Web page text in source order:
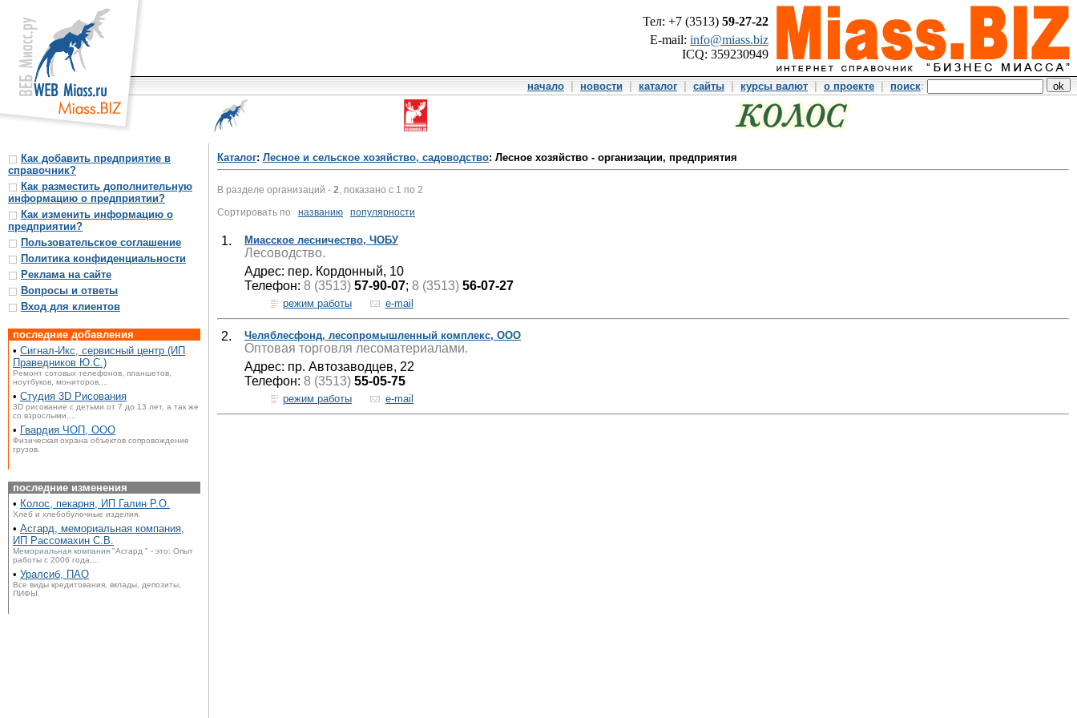
Тел: +7 (3513) 59-27-22
E-mail: info@miass.biz
ICQ: 359230949
начало новости каталог| сайты курсы валют о проекте поиск:
Как добавить предприятие в
справочник?
Как разместить дополнительную
информацию о предприятии?
Как изменить информацию о
предприятии?
Пользовательское соглашение
Политика конфиденциальности
Реклама на сайте
Вопросы и ответы
Вход для клиентов
последние добавления
• Сигнал-Икс, сервисный центр (ИП
Праведников Ю.С.)
Ремонт сотовых телефонов, планшетов,
ноутбуков, мониторов,...
• Студия 3D Рисования
3D рисование с детьми от 7 до 13 лет, а так же
со взрослыми,...
• Гвардия ЧОП, ООО
Физическая охрана объектов сопровождение
грузов.
последние изменения
• Колос, пекарня, ИП Галин Р.О.
Хлеб и хлебобулочные изделия.
• Асгард, мемориальная компания,
ИП Рассомахин С.В.
Мемориальная компания "Асгард " - это: Опыт
работы с 2006 года....
• Уралсиб, ПАО
Все виды кредитования, вклады, депозиты,
ПИФЫ.
Каталог: Лесное и сельское хозяйство, садоводство: Лесное хозяйство - организации, предприятия
В разделе организаций - 2 , показано с 1 по 2
Сортировать по названию популярности
1. Миасское лесничество, ЧОБУ
Лесоводство.
Адрес: пер. Кордонный, 10
Телефон: 8 (3513) 57-90-07; 8 (3513) 56-07-27
режим работы e-mail
2. Челяблесфонд, лесопромышленный комплекс, ООО
Оптовая торговля лесоматериалами.
Адрес: пр. Автозаводцев, 22
Телефон: 8 (3513) 55-05-75
режим работы e-mail